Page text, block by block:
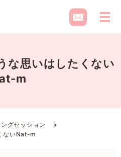
メ
な思いはしたくない
m
グセッション
ないNat-m